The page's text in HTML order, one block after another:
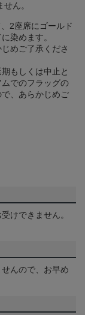
ん。
2座席にゴールド
染めます。
めご了承くださ
もしくは中止と
でのフラッグの
、あらかじめご
けできません。
んので、お早め